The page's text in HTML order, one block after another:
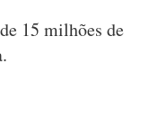
15 milhões de